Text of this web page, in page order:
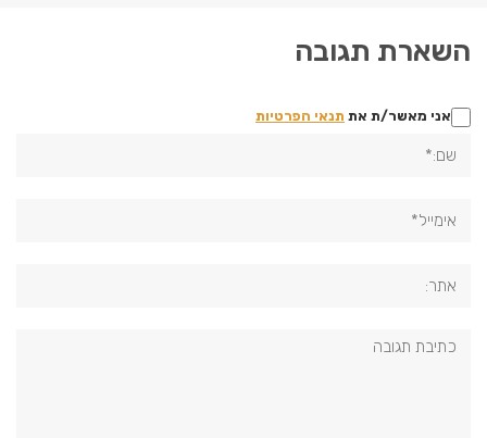
השארת תגובה
אני מאשר/ת את תנאי הפרטיות